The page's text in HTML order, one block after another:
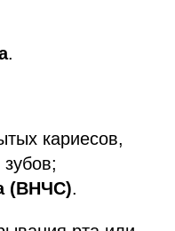
.
кариесов,
(ВНЧС).